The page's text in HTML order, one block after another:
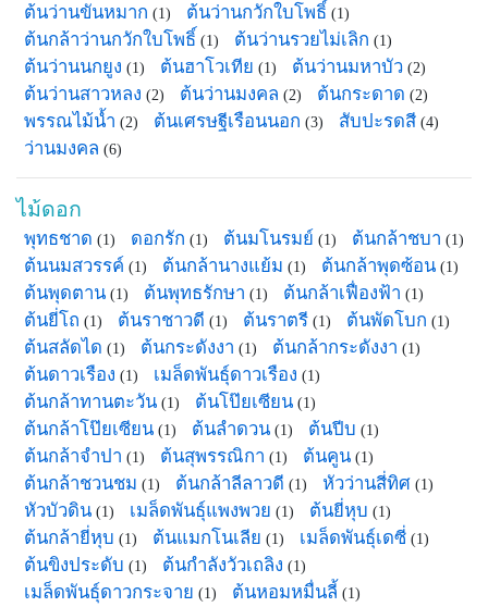
ต้นว่านขันหมาก (1) ต้นว่านกวักใบโพธิ์ (1)
ต้นกล้าว่านกวักใบโพธิ์ (1) ต้นว่านรวยไม่เลิก (1)
ต้นว่านนกยูง (1) ต้นฮาโวเทีย (1) ต้นว่านมหาบัว (2)
ต้นว่านสาวหลง (2) ต้นว่านมงคล (2) ต้นกระดาด (2)
พรรณไม้น้ำ (2) ต้นเศรษฐีเรือนนอก (3) สับปะรดสี (4)
ว่านมงคล (6)
ไม้ดอก
พุทธชาด (1) ดอกรัก (1) ต้นมโนรมย์ (1) ต้นกล้าชบา (1)
ต้นนมสวรรค์ (1) ต้นกล้านางแย้ม (1) ต้นกล้าพุดซ้อน (1)
ต้นพุดตาน (1) ต้นพุทธรักษา (1) ต้นกล้าเฟื่องฟ้า (1)
ต้นยี่โถ (1) ต้นราชาวดี (1) ต้นราตรี (1) ต้นพัดโบก (1)
ต้นสลัดได (1) ต้นกระดังงา (1) ต้นกล้ากระดังงา (1)
ต้นดาวเรือง (1) เมล็ดพันธุ์ดาวเรือง (1)
ต้นกล้าทานตะวัน (1) ต้นโป๊ยเซียน (1)
ต้นกล้าโป๊ยเซียน (1) ต้นลำดวน (1) ต้นปีบ (1)
ต้นกล้าจำปา (1) ต้นสุพรรณิกา (1) ต้นคูน (1)
ต้นกล้าชวนชม (1) ต้นกล้าลีลาวดี (1) หัวว่านสี่ทิศ (1)
หัวบัวดิน (1) เมล็ดพันธุ์แพงพวย (1) ต้นยี่หุบ (1)
ต้นกล้ายี่หุบ (1) ต้นแมกโนเลีย (1) เมล็ดพันธุ์เดซี่ (1)
ต้นขิงประดับ (1) ต้นกำลังวัวเถลิง (1)
เมล็ดพันธุ์ดาวกระจาย (1) ต้นหอมหมื่นลี้ (1)